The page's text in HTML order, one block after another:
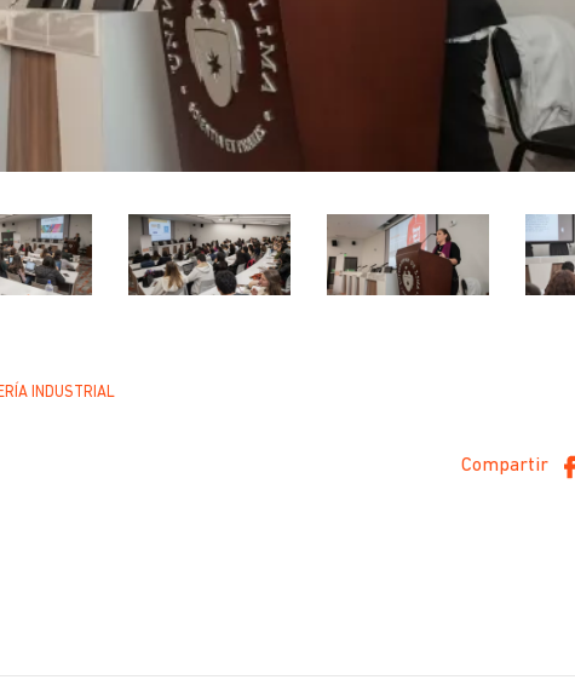
INDUSTRIAL
Compartir